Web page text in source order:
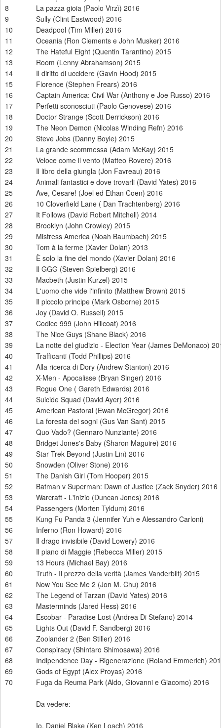
8
La pazza gioia (Paolo Virzì) 2016
9
Sully (Clint Eastwood) 2016
10
Deadpool (Tim Miller) 2016
11
Oceania (Ron Clements e John Musker) 2016
12
The Hateful Eight (Quentin Tarantino) 2015
13
Room (Lenny Abrahamson) 2015
14
Il diritto di uccidere (Gavin Hood) 2015
15
Florence (Stephen Frears) 2016
16
Captain America: Civil War (Anthony e Joe Russo) 2016
17
Perfetti sconosciuti (Paolo Genovese) 2016
18
Doctor Strange (Scott Derrickson) 2016
19
The Neon Demon (Nicolas Winding Refn) 2016
20
Steve Jobs (Danny Boyle) 2015
21
La grande scommessa (Adam McKay) 2015
22
Veloce come il vento (Matteo Rovere) 2016
23
Il libro della giungla (Jon Favreau) 2016
24
Animali fantastici e dove trovarli (David Yates) 2016
25
Ave, Cesare! (Joel ed Ethan Coen) 2016
26
10 Cloverfield Lane ( Dan Trachtenberg) 2016
27
It Follows (David Robert Mitchell) 2014
28
Brooklyn (John Crowley) 2015
29
Mistress America (Noah Baumbach) 2015
30
Tom à la ferme (Xavier Dolan) 2013
31
È solo la fine del mondo (Xavier Dolan) 2016
32
Il GGG (Steven Spielberg) 2016
33
Macbeth (Justin Kurzel) 2015
34
L'uomo che vide l'infinito (Matthew Brown) 2015
35
Il piccolo principe (Mark Osborne) 2015
36
Joy (David O. Russell) 2015
37
Codice 999 (John Hillcoat) 2016
38
The Nice Guys (Shane Black) 2016
39
La notte del giudizio - Election Year (James DeMonaco)
40
Trafficanti (Todd Phillips) 2016
41
Alla ricerca di Dory (Andrew Stanton) 2016
42
X-Men - Apocalisse (Bryan Singer) 2016
43
Rogue One ( Gareth Edwards) 2016
44
Suicide Squad (David Ayer) 2016
45
American Pastoral (Ewan McGregor) 2016
46
La foresta dei sogni (Gus Van Sant) 2015
47
Quo Vado? (Gennaro Nunziante) 2016
48
Bridget Jones's Baby (Sharon Maguire) 2016
49
Star Trek Beyond (Justin Lin) 2016
50
Snowden (Oliver Stone) 2016
51
The Danish Girl (Tom Hooper) 2015
52
Batman v Superman: Dawn of Justice (Zack Snyder) 2016
53
Warcraft - L'inizio (Duncan Jones) 2016
54
Passengers (Morten Tyldum) 2016
55
Kung Fu Panda 3 (Jennifer Yuh e Alessandro Carloni)
56
Inferno (Ron Howard) 2016
57
Il drago invisibile (David Lowery) 2016
58
Il piano di Maggie (Rebecca Miller) 2015
59
13 Hours (Michael Bay) 2016
60
Truth - Il prezzo della verità (James Vanderbilt) 2015
61
Now You See Me 2 (Jon M. Chu) 2016
62
The Legend of Tarzan (David Yates) 2016
63
Masterminds (Jared Hess) 2016
64
Escobar - Paradise Lost (Andrea Di Stefano) 2014
65
Lights Out (David F. Sandberg) 2016
66
Zoolander 2 (Ben Stiller) 2016
67
Conspiracy (Shintaro Shimosawa) 2016
68
Indipendence Day - Rigenerazione (Roland Emmerich)
69
Gods of Egypt (Alex Proyas) 2016
70
Fuga da Reuma Park (Aldo, Giovanni e Giacomo) 2016
Da vedere:
Io, Daniel Blake (Ken Loach) 2016